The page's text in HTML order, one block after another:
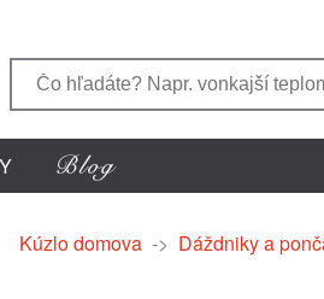
Kúzlo domova -> Dáždniky a